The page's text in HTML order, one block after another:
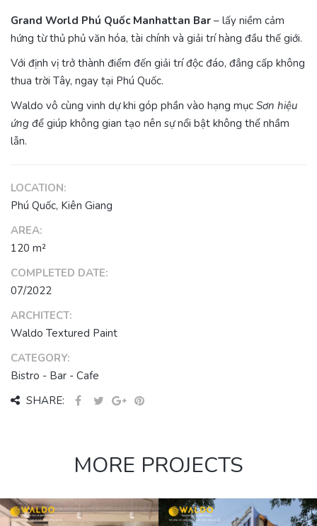
Grand World Phú Quốc Manhattan Bar – lấy niềm cảm
hứng từ thủ phủ văn hóa, tài chính và giải trí hàng đầu thế giới.
Với định vị trở thành điểm đến giải trí độc đáo, đẳng cấp không
thua trời Tây, ngay tại Phú Quốc.
Waldo vô cùng vinh dự khi góp phần vào hạng mục Sơn hiệu
ứng để giúp không gian tạo nên sự nổi bật không thể nhầm
lẫn.
LOCATION:
Phú Quốc, Kiên Giang
AREA:
120 m²
COMPLETED DATE:
07/2022
ARCHITECT:
Waldo Textured Paint
CATEGORY:
Bistro - Bar - Cafe
SHARE:
MORE PROJECTS